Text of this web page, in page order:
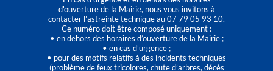
d'ouverture de la Mairie, nous vous invitons à
contacter l’astreinte technique au 07 79 05 93 10.
Ce numéro doit être composé uniquement :
• en dehors des horaires d’ouverture de la Mairie ;
• en cas d’urgence ;
• pour des motifs relatifs à des incidents techniques
(problème de feux tricolores, chute d’arbres, décès